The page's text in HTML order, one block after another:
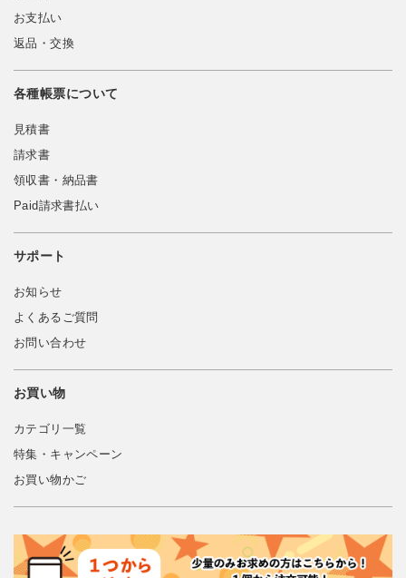
お支払い
返品・交換
各種帳票について
見積書
請求書
領収書・納品書
Paid請求書払い
サポート
お知らせ
よくあるご質問
お問い合わせ
お買い物
カテゴリ一覧
特集・キャンペーン
お買い物かご